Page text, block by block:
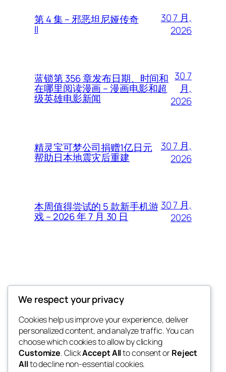
第 4 集 – 邪恶坦尼娅传奇
II
30 7 月,
2026
蓝锁第 356 章发布日期、时间和
在哪里阅读漫画 – 漫画电影和超
级英雄电影新闻
30 7
月,
2026
精灵宝可梦公司捐赠1亿日元
帮助日本地震灾后重建
30 7 月,
2026
本周值得尝试的 5 款新手机游
戏 – 2026 年 7 月 30 日
30 7 月,
2026
Thunder Feeds
你最喜欢的电子游戏和攻略杂志
博客
关于
事件
商店
We respect your privacy
Cookies help us improve your experience, deliver
personalized content, and analyze traffic. You can
choose which cookies to allow by clicking
Customize. ClickAccept Allto consent orReject
Allto decline non-essential cookies.